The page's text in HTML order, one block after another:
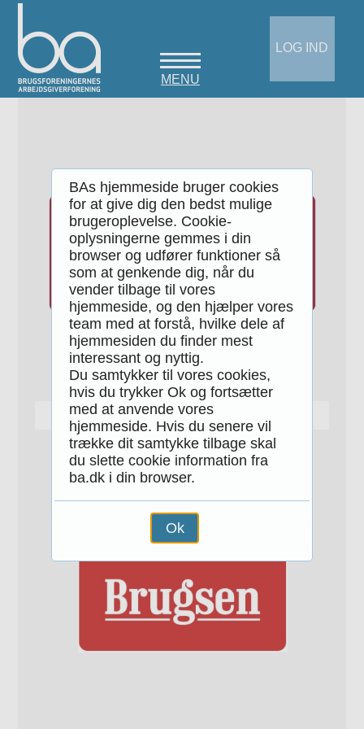
MENU
LOG IND
DSM
BAs hjemmeside bruger cookies
for at give dig den bedst mulige
brugeroplevelse. Cookie-
oplysningerne gemmes i din
browser og udfører funktioner så
som at genkende dig, når du
vender tilbage til vores
hjemmeside, og den hjælper vores
team med at forstå, hvilke dele af
hjemmesiden du finder mest
interessant og nyttig.
Du samtykker til vores cookies,
hvis du trykker Ok og fortsætter
med at anvende vores
hjemmeside. Hvis du senere vil
trække dit samtykke tilbage skal
du slette cookie information fra
ba.dk i din browser.
Ok